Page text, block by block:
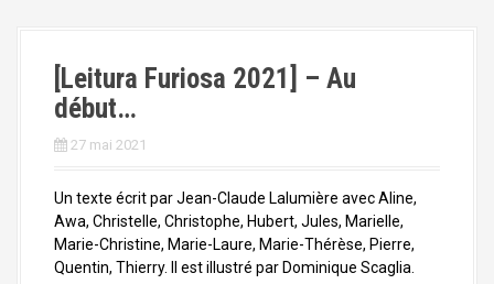
[Leitura Furiosa 2021] – Au
début…
27 mai 2021
Un texte écrit par Jean-Claude Lalumière avec Aline,
Awa, Christelle, Christophe, Hubert, Jules, Marielle,
Marie-Christine, Marie-Laure, Marie-Thérèse, Pierre,
Quentin, Thierry. Il est illustré par Dominique Scaglia.